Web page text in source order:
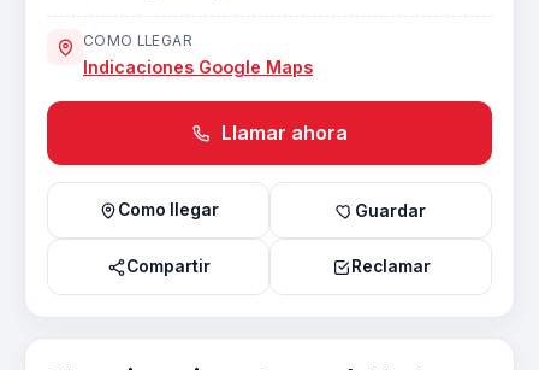
COMO LLEGAR
Indicaciones Google Maps
Llamar ahora
Como llegar Guardar
Compartir Reclamar